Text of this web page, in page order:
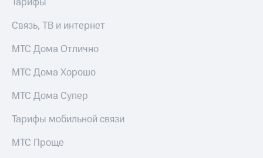
капитал
и
Рынок
Описание
Программа
Порядок
выкупа
Связь, ТВ и интернет
МТС Дома Отлично
МТС Дома Хорошо
МТС Дома Супер
Тарифы мобильной связи
МТС Проще